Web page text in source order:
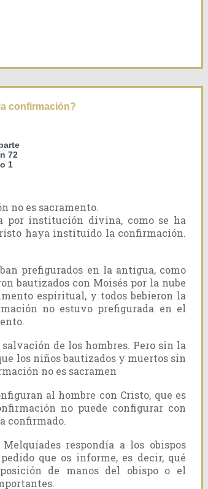
confirmación?
72
1
no es sacramento.
por institución divina, como se ha
haya instituido la confirmación.
prefigurados en la antigua, como
bautizados con Moisés por la nube
espiritual, y todos bebieron la
no estuvo prefigurada en el
de los hombres. Pero sin la
los niños bautizados y muertos sin
no es sacramen
al hombre con Cristo, que es
no puede configurar con
confirmado.
respondía a los obispos
que os informe, es decir, qué
de manos del obispo o el